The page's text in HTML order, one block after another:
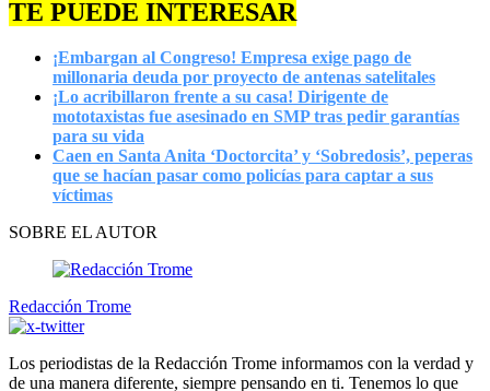
TE PUEDE INTERESAR
¡Embargan al Congreso! Empresa exige pago de
millonaria deuda por proyecto de antenas satelitales
¡Lo acribillaron frente a su casa! Dirigente de
mototaxistas fue asesinado en SMP tras pedir garantías
para su vida
Caen en Santa Anita ‘Doctorcita’ y ‘Sobredosis’, peperas
que se hacían pasar como policías para captar a sus
víctimas
SOBRE EL AUTOR
Redacción Trome
Los periodistas de la Redacción Trome informamos con la verdad y
de una manera diferente, siempre pensando en ti. Tenemos lo que